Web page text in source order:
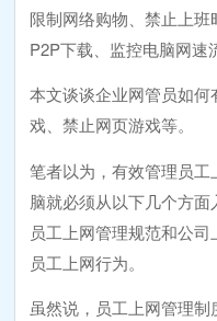
限制网络购物、禁止上
P2P下载、监控电脑网速
本文谈谈企业网管员如
戏、禁止网页游戏等。
笔者以为，有效管理员
脑就必须从以下几个方
员工上网管理规范和公
员工上网行为。
虽然说，员工上网管理